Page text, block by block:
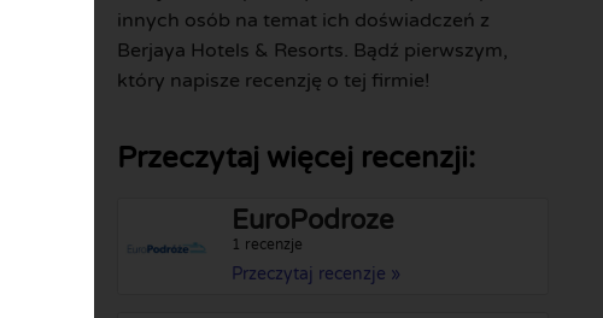
innych osób na temat ich doświadczeń z
Berjaya Hotels & Resorts. Bądź pierwszym,
który napisze recenzję o tej firmie!
Przeczytaj więcej recenzji:
EuroPodroze
1 recenzje
Przeczytaj recenzje »